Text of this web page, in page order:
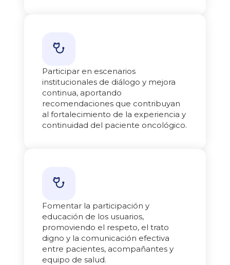
Participar en escenarios
institucionales de diálogo y mejora
continua, aportando
recomendaciones que contribuyan
al fortalecimiento de la experiencia y
continuidad del paciente oncológico.
Fomentar la participación y
educación de los usuarios,
promoviendo el respeto, el trato
digno y la comunicación efectiva
entre pacientes, acompañantes y
equipo de salud.